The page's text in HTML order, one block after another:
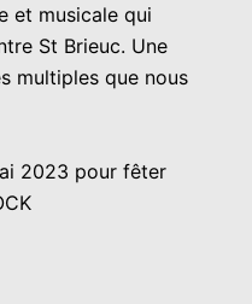
et musicale qui
St Brieuc. Une
multiples que nous
2023 pour fêter